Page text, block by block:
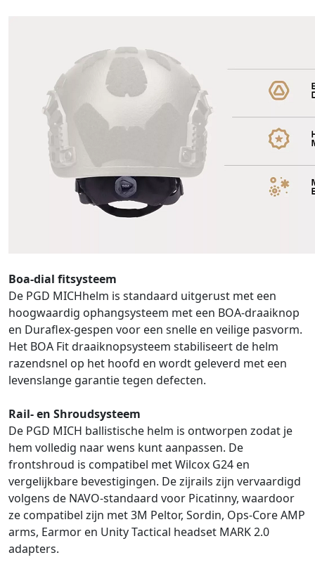
Boa-dial fitsysteem
De PGD MICHhelm is standaard uitgerust met een
hoogwaardig ophangsysteem met een BOA-draaiknop
en Duraflex-gespen voor een snelle en veilige pasvorm.
Het BOA Fit draaiknopsysteem stabiliseert de helm
razendsnel op het hoofd en wordt geleverd met een
levenslange garantie tegen defecten.
Rail- en Shroudsysteem
De PGD MICH ballistische helm is ontworpen zodat je
hem volledig naar wens kunt aanpassen. De
frontshroud is compatibel met Wilcox G24 en
vergelijkbare bevestigingen. De zijrails zijn vervaardigd
volgens de NAVO-standaard voor Picatinny, waardoor
ze compatibel zijn met 3M Peltor, Sordin, Ops-Core AMP
arms, Earmor en Unity Tactical headset MARK 2.0
adapters.